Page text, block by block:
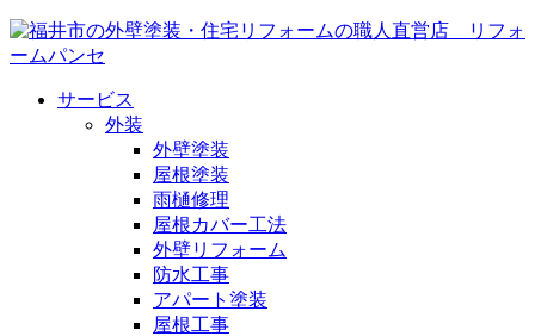
サービス
外装
外壁塗装
屋根塗装
雨樋修理
屋根カバー工法
外壁リフォーム
防水工事
アパート塗装
屋根工事